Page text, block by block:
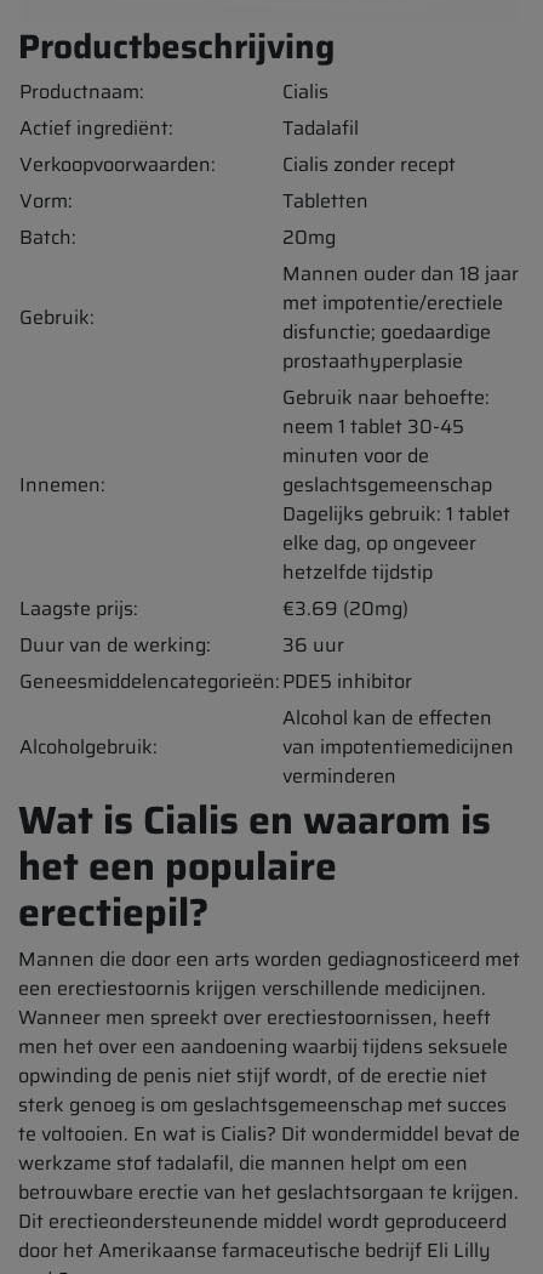
Productbeschrijving
Productnaam:
Cialis
Actief ingrediënt:
Tadalafil
Verkoopvoorwaarden:
Cialis zonder recept
Vorm:
Tabletten
Batch:
20mg
Gebruik:
Mannen ouder dan 18 jaar
met impotentie/erectiele
disfunctie; goedaardige
prostaathyperplasie
Innemen:
Gebruik naar behoefte:
neem 1 tablet 30-45
minuten voor de
geslachtsgemeenschap
Dagelijks gebruik: 1 tablet
elke dag, op ongeveer
hetzelfde tijdstip
Laagste prijs:
€3.69 (20mg)
Duur van de werking:
36 uur
Geneesmiddelencategorieën:PDE5 inhibitor
Alcoholgebruik:
Alcohol kan de effecten
van impotentiemedicijnen
verminderen
Wat is Cialis en waarom is
het een populaire
erectiepil?
Mannen die door een arts worden gediagnosticeerd met
een erectiestoornis krijgen verschillende medicijnen.
Wanneer men spreekt over erectiestoornissen, heeft
men het over een aandoening waarbij tijdens seksuele
opwinding de penis niet stijf wordt, of de erectie niet
sterk genoeg is om geslachtsgemeenschap met succes
te voltooien. En wat is Cialis? Dit wondermiddel bevat de
werkzame stof tadalafil, die mannen helpt om een
betrouwbare erectie van het geslachtsorgaan te krijgen.
Dit erectieondersteunende middel wordt geproduceerd
door het Amerikaanse farmaceutische bedrijf Eli Lilly